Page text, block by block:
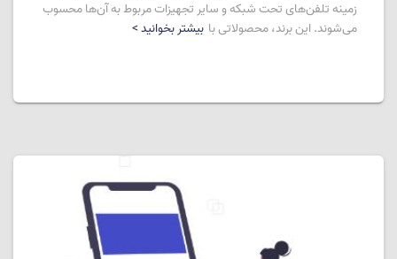
زمینه تلفن‌های تحت شبکه و سایر تجهیزات مربوط به آن‌ها محسوب
می‌شوند. این برند، محصولاتی با بیشتر بخوانید >